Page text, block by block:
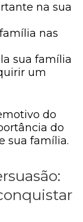
na sua
nas
sua família
um
do
do
sua família.